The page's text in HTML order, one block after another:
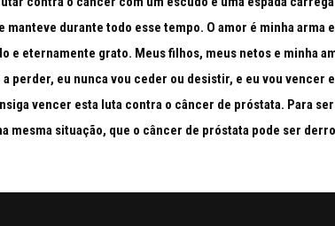
durante todo esse tempo. O amor é minha arma
e eternamente grato. Meus filhos, meus netos e minha
perder, eu nunca vou ceder ou desistir, e eu vou vencer
vencer esta luta contra o câncer de próstata. Para
mesma situação, que o câncer de próstata pode ser